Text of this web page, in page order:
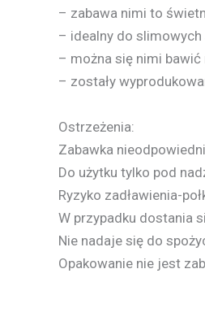
– zabawa nimi to
– idealny do
– można się nimi
– zostały
Ostrzeżenia:
Zabawka
Do użytku tylko pod
Ryzyko zadławienia-
W przypadku dostania
Nie nadaje się do
Opakowanie nie jest